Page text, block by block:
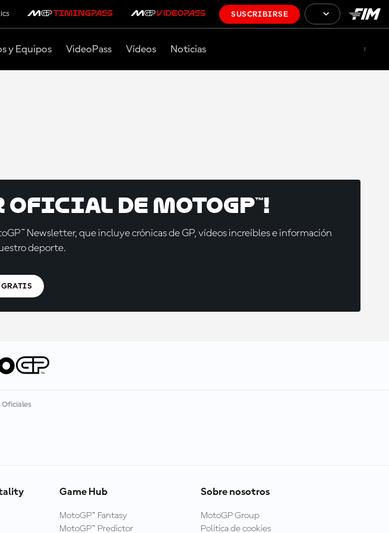
SUSCRIBIRSE
y Equipos VideoPass Vídeos Noticias
de MotoGP™!
Newsletter, que incluye crónicas de GP, vídeos increíbles e información
deporte.
GRATIS
Oficiales
Game Hub
MotoGP™ Fantasy
MotoGP™ Predictor
Sobre nosotros
MotoGP Group
Política de cookies